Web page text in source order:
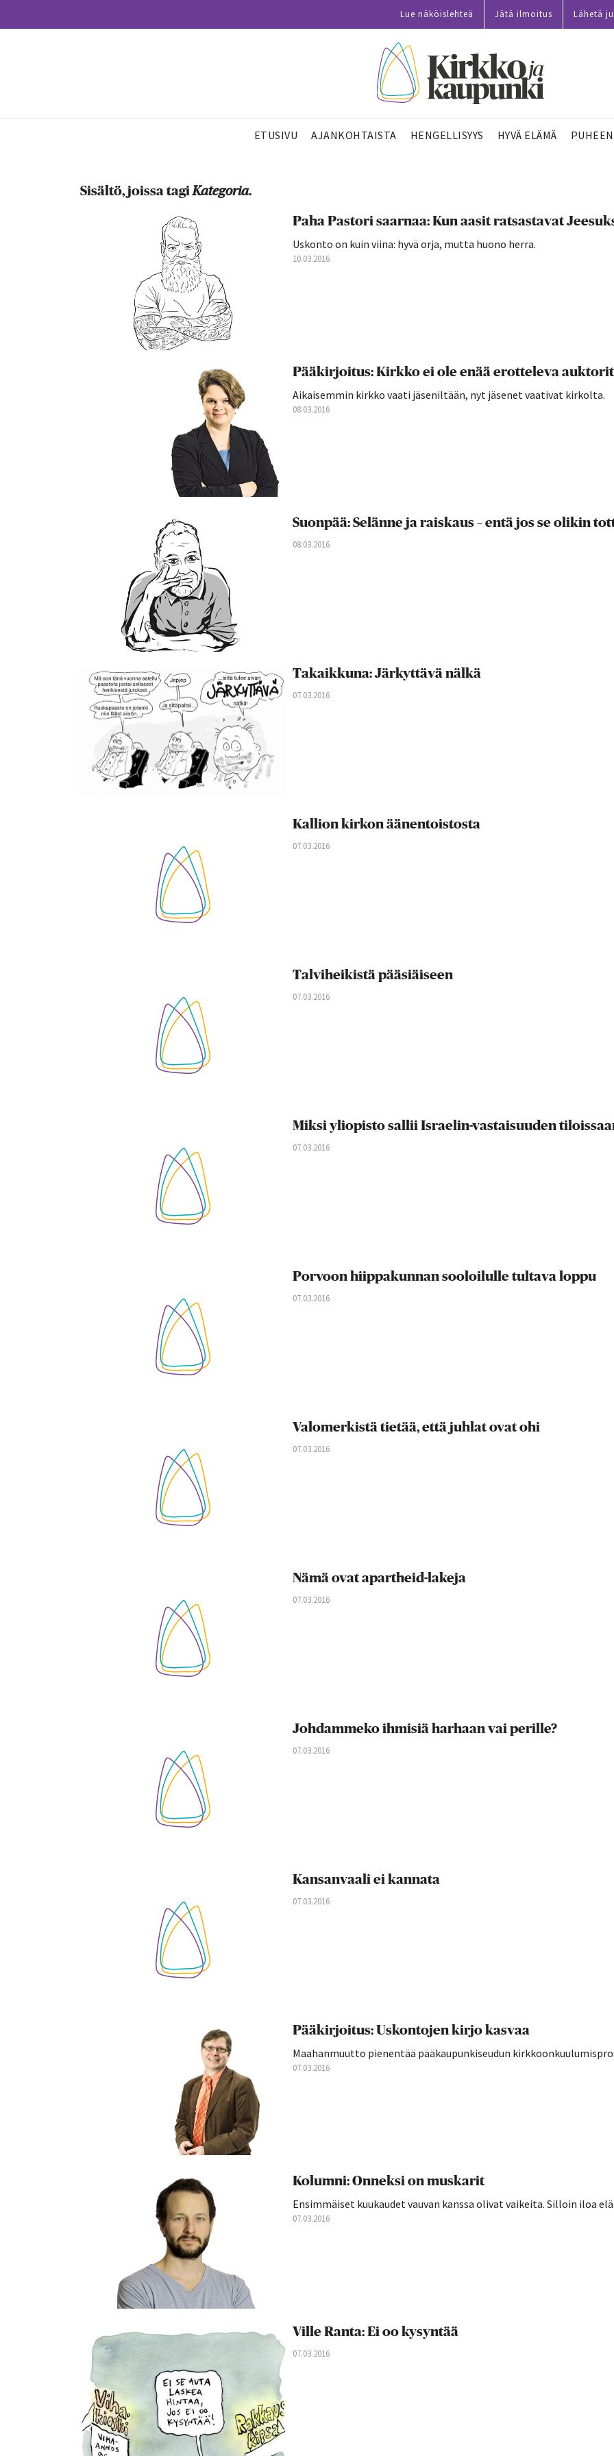
Lue näköislehteä Jätä ilmoitus Lähetä
ETUSIVU AJANKOHTAISTA HENGELLISYYS HYVÄ ELÄMÄ
Sisältö, joissa tagiKategoria.
Paha Pastori saarnaa: Kun aasit ratsastavat
Uskonto on kuin viina: hyvä orja, mutta huono herra.
10.03.2016
Pääkirjoitus: Kirkko ei ole enää erotteleva
Aikaisemmin kirkko vaati jäseniltään, nyt jäsenet vaativat kirkolta.
08.03.2016
Suonpää: Selänne ja raiskaus – entä jos se olikin
08.03.2016
Takaikkuna: Järkyttävä nälkä
07.03.2016
Kallion kirkon äänentoistosta
07.03.2016
Talviheikistä pääsiäiseen
07.03.2016
Miksi yliopisto sallii Israelin-vastaisuuden
07.03.2016
Porvoon hiippakunnan sooloilulle tultava loppu
07.03.2016
Valomerkistä tietää, että juhlat ovat ohi
07.03.2016
Nämä ovat apartheid-lakeja
07.03.2016
Johdammeko ihmisiä harhaan vai perille?
07.03.2016
Kansanvaali ei kannata
07.03.2016
Pääkirjoitus: Uskontojen kirjo kasvaa
Maahanmuutto pienentää pääkaupunkiseudun
07.03.2016
Kolumni: Onneksi on muskarit
Ensimmäiset kuukaudet vauvan kanssa olivat vaikeita. Silloin iloa
07.03.2016
Ville Ranta: Ei oo kysyntää
07.03.2016